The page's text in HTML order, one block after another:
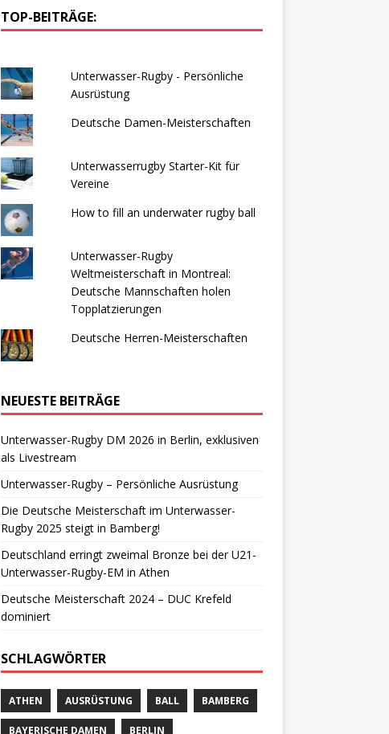
TOP-BEITRÄGE:
Unterwasser-Rugby - Persönliche
Ausrüstung
Deutsche Damen-Meisterschaften
Unterwasserrugby Starter-Kit für
Vereine
How to fill an underwater rugby ball
Unterwasser-Rugby
Weltmeisterschaft in Montreal:
Deutsche Mannschaften holen
Topplatzierungen
Deutsche Herren-Meisterschaften
NEUESTE BEITRÄGE
Unterwasser-Rugby DM 2026 in Berlin, exklusiven
als Livestream
Unterwasser-Rugby – Persönliche Ausrüstung
Die Deutsche Meisterschaft im Unterwasser-
Rugby 2025 steigt in Bamberg!
Deutschland erringt zweimal Bronze bei der U21-
Unterwasser-Rugby-EM in Athen
Deutsche Meisterschaft 2024 – DUC Krefeld
dominiert
SCHLAGWÖRTER
ATHEN AUSRÜSTUNG BALL BAMBERG
BAYERISCHE DAMEN BERLIN